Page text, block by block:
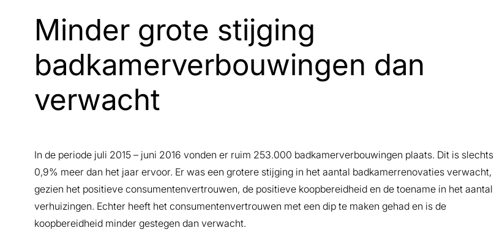
Minder grote stijging
badkamerverbouwingen dan
verwacht
In de periode juli 2015 – juni 2016 vonden er ruim 253.000 badkamerverbouwingen plaats. Dit is slechts
0,9% meer dan het jaar ervoor. Er was een grotere stijging in het aantal badkamerrenovaties verwacht,
gezien het positieve consumentenvertrouwen, de positieve koopbereidheid en de toename in het aantal
verhuizingen. Echter heeft het consumentenvertrouwen met een dip te maken gehad en is de
koopbereidheid minder gestegen dan verwacht.